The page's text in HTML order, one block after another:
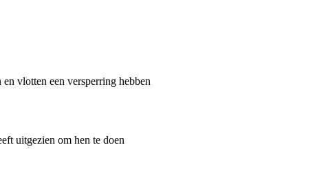
vlotten een versperring hebben
uitgezien om hen te doen